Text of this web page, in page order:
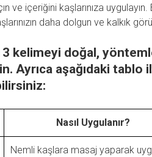
ve içeriğini kaşlarınıza
daha dolgun ve kalkık
kelimeyi doğal,
Ayrıca aşağıdaki tablo
Nasıl Uygulanır?
Nemli kaşlara masaj yaparak